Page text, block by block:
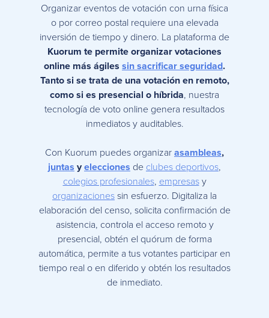
Organizar eventos de votación con urna física
o por correo postal requiere una elevada
inversión de tiempo y dinero. La plataforma de
Kuorum te permite organizar votaciones
online más ágiles sin sacrificar seguridad.
Tanto si se trata de una votación en remoto,
como si es presencial o híbrida, nuestra
tecnología de voto online genera resultados
inmediatos y auditables.
Con Kuorum puedes organizarasambleas,
juntas yelecciones de clubes deportivos,
colegios profesionales, empresasy
organizacionessin esfuerzo. Digitaliza la
elaboración del censo, solicita confirmación de
asistencia, controla el acceso remoto y
presencial, obtén el quórum de forma
automática, permite a tus votantes participar en
tiempo real o en diferido y obtén los resultados
de inmediato.